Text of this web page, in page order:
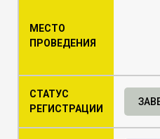
МЕСТО
ПРОВЕДЕНИЯ
СТАТУС
РЕГИСТРАЦИИ